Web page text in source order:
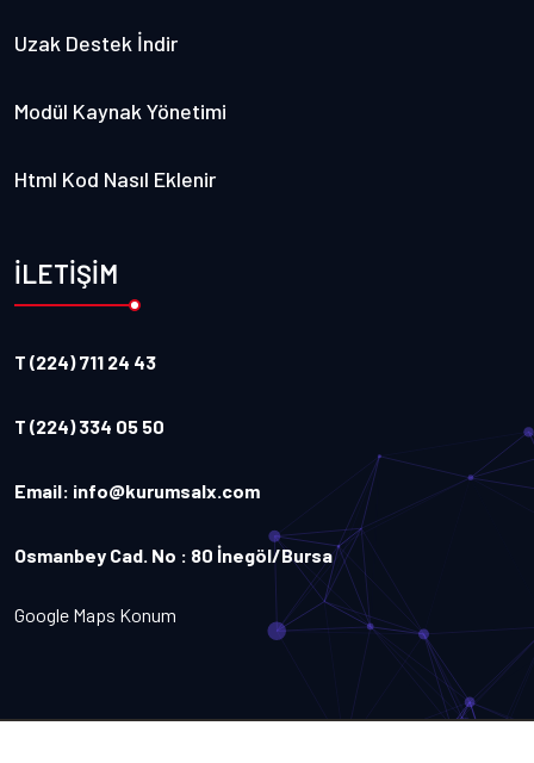
Uzak Destek İndir
Modül Kaynak Yönetimi
Html Kod Nasıl Eklenir
İLETİŞİM
T (224) 711 24 43
T (224) 334 05 50
Email: info@kurumsalx.com
Osmanbey Cad. No : 80 İnegöl/Bursa
Google Maps Konum